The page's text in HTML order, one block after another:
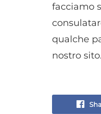
facciamo
qualche
nostro sito.